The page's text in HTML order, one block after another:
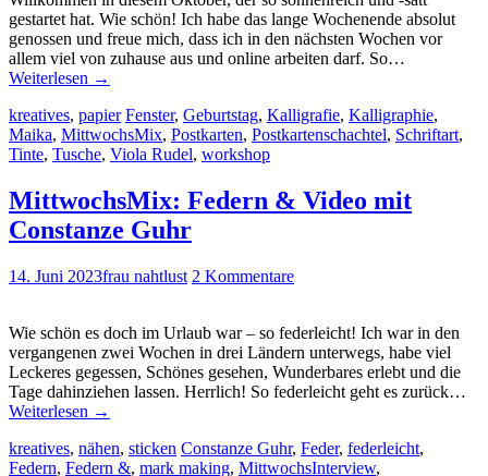
gestartet hat. Wie schön! Ich habe das lange Wochenende absolut
genossen und freue mich, dass ich in den nächsten Wochen vor
allem viel von zuhause aus und online arbeiten darf. So…
Weiterlesen →
kreatives, papier Fenster, Geburtstag, Kalligrafie, Kalligraphie,
Maika, MittwochsMix, Postkarten, Postkartenschachtel, Schriftart,
Tinte, Tusche, Viola Rudel, workshop
MittwochsMix: Federn & Video mit
Constanze Guhr
14. Juni 2023frau nahtlust 2 Kommentare
Wie schön es doch im Urlaub war – so federleicht! Ich war in den
vergangenen zwei Wochen in drei Ländern unterwegs, habe viel
Leckeres gegessen, Schönes gesehen, Wunderbares erlebt und die
Tage dahinziehen lassen. Herrlich! So federleicht geht es zurück…
Weiterlesen →
kreatives, nähen, sticken Constanze Guhr, Feder, federleicht,
Federn, Federn &, mark making, MittwochsInterview,